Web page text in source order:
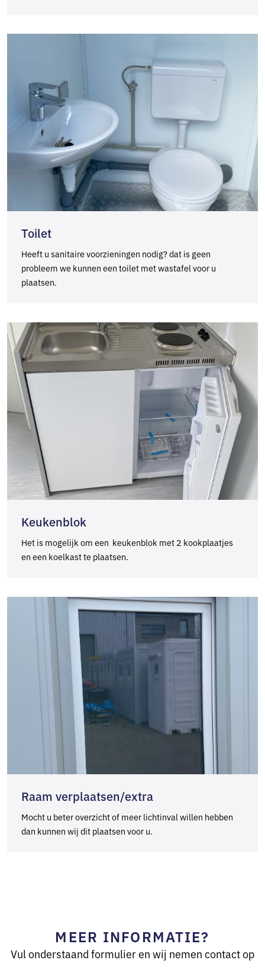
Toilet
Heeft u sanitaire voorzieningen nodig? dat is geen
probleem we kunnen een toilet met wastafel voor u
plaatsen.
Keukenblok
Het is mogelijk om een keukenblok met 2 kookplaatjes
en een koelkast te plaatsen.
Raam verplaatsen/extra
Mocht u beter overzicht of meer lichtinval willen hebben
dan kunnen wij dit plaatsen voor u.
MEER INFORMATIE?
Vul onderstaand formulier en wij nemen contact op